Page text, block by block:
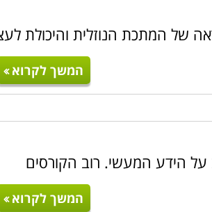
של המתכת הנוזלית והיכולת
המשך לקרוא
על הידע המעשי. רוב הקורסים
המשך לקרוא